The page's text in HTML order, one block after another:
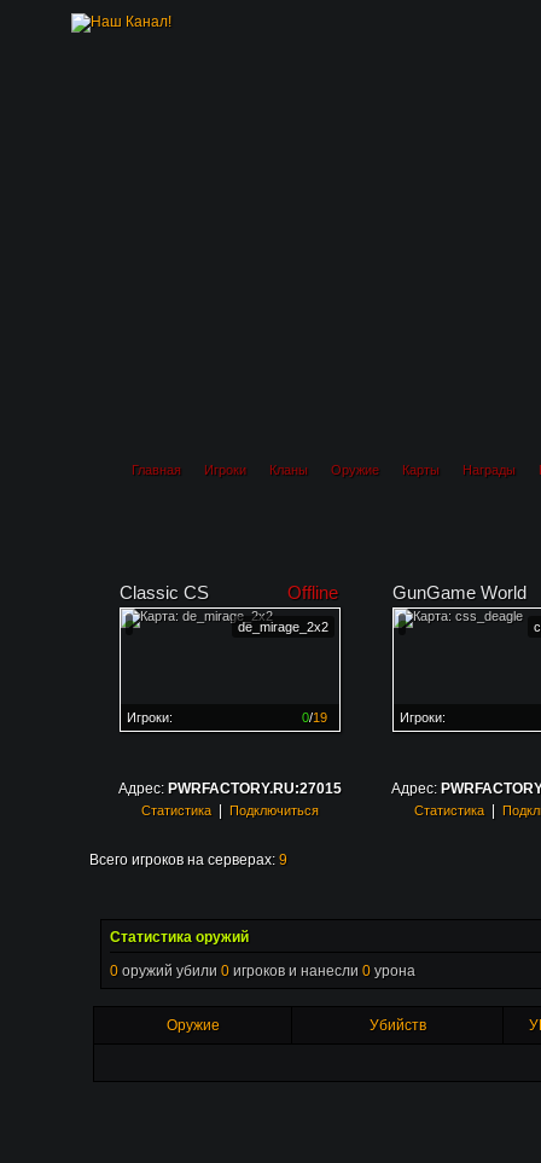
Главная Игроки Кланы Оружие Карты Награды
Classic CS Offline
de_mirage_2x2
0/19
Игроки:
GunGame World
Игроки:
Адрес: PWRFACTORY.RU:27015
Статистика| Подключиться
Адрес:
Статистика|
Всего игроков на серверах: 9
Статистика оружий
0 оружий убили 0 игроков и нанесли 0 урона
Оружие Убийств